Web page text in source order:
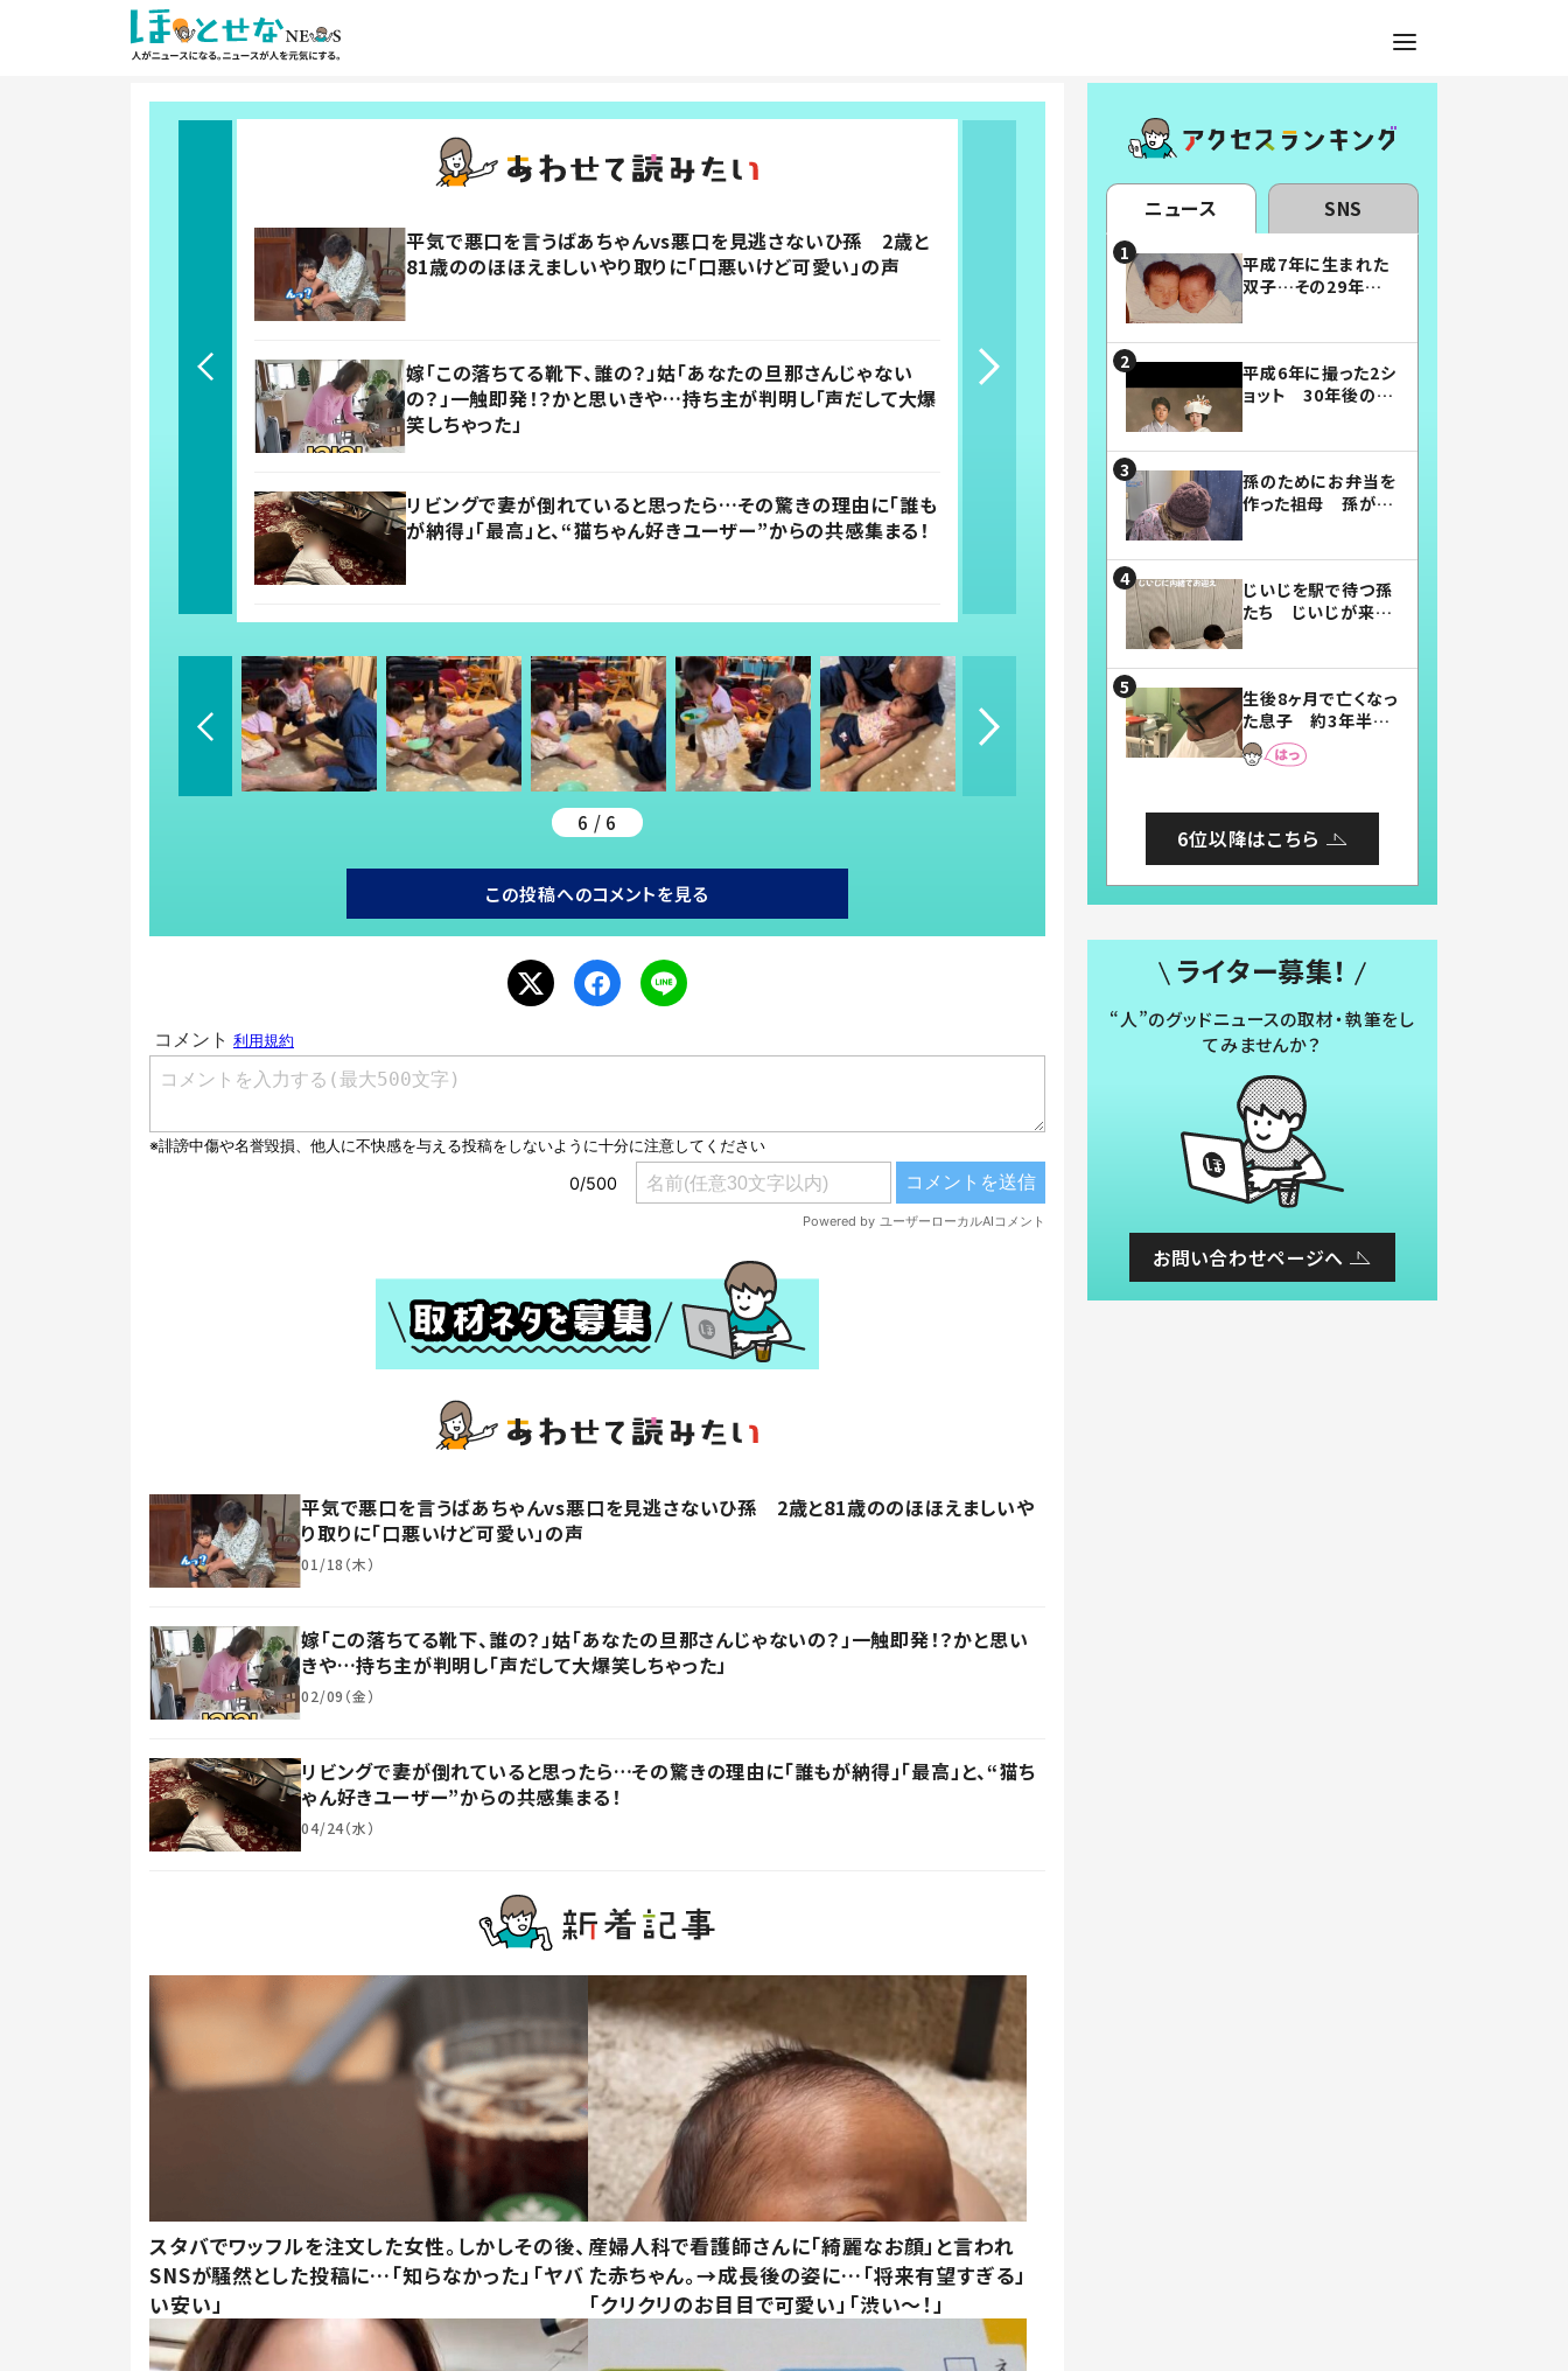
平気で悪口を言うばあちゃんvs悪口を見逃さないひ孫 2歳と
81歳ののほほえましいやり取りに「口悪いけど可愛い」の声
嫁「この落ちてる靴下、誰の？」姑「あなたの旦那さんじゃない
の？」一触即発！？かと思いきや…持ち主が判明し「声だして大爆
笑しちゃった」
リビングで妻が倒れていると思ったら…その驚きの理由に「誰も
が納得」「最高」と、“猫ちゃん好きユーザー”からの共感集まる！
6 / 6
この投稿へのコメントを見る
平気で悪口を言うばあちゃんvs悪口を見逃さないひ孫 2歳と81歳ののほほえましいや
り取りに「口悪いけど可愛い」の声
01/18（木）
嫁「この落ちてる靴下、誰の？」姑「あなたの旦那さんじゃないの？」一触即発！？かと思い
きや…持ち主が判明し「声だして大爆笑しちゃった」
02/09（金）
リビングで妻が倒れていると思ったら…その驚きの理由に「誰もが納得」「最高」と、“猫ち
ゃん好きユーザー”からの共感集まる！
04/24（水）
スタバでワッフルを注文した女性。しかしその後、
SNSが騒然とした投稿に…「知らなかった」「ヤバ
い安い」
産婦人科で看護師さんに「綺麗なお顔」と言われ
た赤ちゃん。→成長後の姿に…「将来有望すぎる」
「クリクリのお目目で可愛い」「渋い～！」
ニュース SNS
平成7年に生まれた
双子…その29年後
平成6年に撮った2シ
ョット 30年後の姿
孫のためにお弁当を
作った祖母 孫が絶
じいじを駅で待つ孫
たち じいじが来た
まらない」「幸せにな
れる」
生後8ヶ月で亡くなっ
た息子 約3年半
後、当時の妻の日記
に書いてあった本音
6位以降はこちら
ライター募集！
“人”のグッドニュースの取材・執筆をし
てみませんか？
お問い合わせページへ